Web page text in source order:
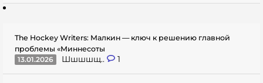
The Hockey Writers: Малкин — ключ к решению главной
проблемы «Миннесоты
13.01.2026
Шшшшщ.. 1